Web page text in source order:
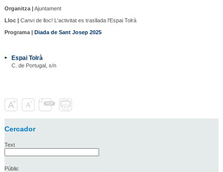
Organitza |Ajuntament
Lloc |Canvi de lloc! L'activitat es trasllada l'Espai Tolrà
Programa | Diada de Sant Josep 2025
Espai Tolrà
C. de Portugal, s/n
Cercador
Text
Públic